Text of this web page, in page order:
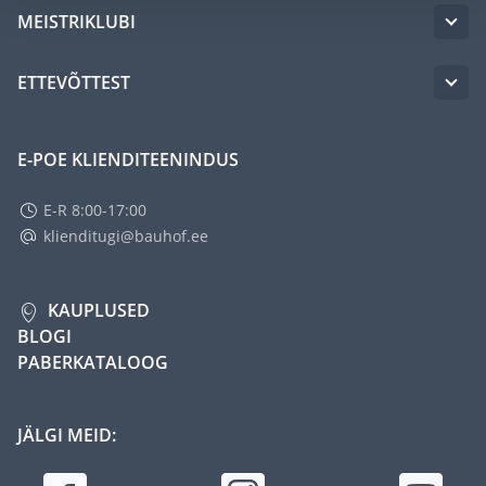
MEISTRIKLUBI
ETTEVÕTTEST
E-POE KLIENDITEENINDUS
E-R 8:00-17:00
klienditugi@bauhof.ee
KAUPLUSED
BLOGI
PABERKATALOOG
JÄLGI MEID: